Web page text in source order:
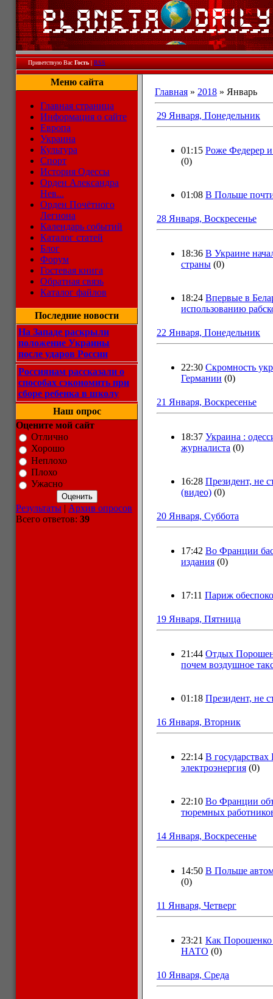
Приветствую Вас Гость|RSS
Меню сайта
Главная страница
Информация о сайте
Европа
Украина
Культура
Спорт
История Одессы
Орден Александра
Нев...
Орден Почётного
Легиона
Календарь событий
Каталог статей
Блог
Форум
Гостевая книга
Обратная связь
Каталог файлов
Последние новости
На Западе раскрыли
положение Украины
после ударов России
Россиянам рассказали о
способах сэкономить при
сборе ребенка в школу
Наш опрос
Оцените мой сайт
Отлично
Хорошо
Неплохо
Плохо
Ужасно
Результаты | Архив опросов
Всего ответов: 39
Главная » 2018 » Январь
29 Января, Понедельник
01:15 Роже Федерер
(0)
01:08 В Польше
28 Января, Воскресенье
18:36 В Украине
страны (0)
18:24 Впервые в
использованию
22 Января, Понедельник
22:30 Скромность
Германии (0)
21 Января, Воскресенье
18:37 Украина :
журналиста (0)
16:28 Президент, не
(видео) (0)
20 Января, Суббота
17:42 Во Франции
издания (0)
17:11 Париж
19 Января, Пятница
21:44 Отдых
почем воздушное
01:18 Президент, не
16 Января, Вторник
22:14 В
электроэнергия (0)
22:10 Во Франции
тюремных
14 Января, Воскресенье
14:50 В Польше
(0)
11 Января, Четверг
23:21 Как Порошенко
НАТО (0)
10 Января, Среда